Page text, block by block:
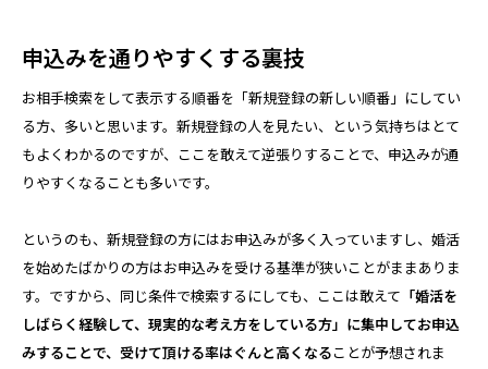
申込みを通りやすくする裏技
お相手検索をして表示する順番を「新規登録の新しい順番」にしてい
る方、多いと思います。新規登録の人を見たい、という気持ちはとて
もよくわかるのですが、ここを敢えて逆張りすることで、申込みが通
りやすくなることも多いです。
というのも、新規登録の方にはお申込みが多く入っていますし、婚活
を始めたばかりの方はお申込みを受ける基準が狭いことがままありま
す。ですから、同じ条件で検索するにしても、ここは敢えて 「婚活を
しばらく経験して、現実的な考え方をしている方」に集中してお申込
みすることで、受けて頂ける率はぐんと高くなることが予想されま